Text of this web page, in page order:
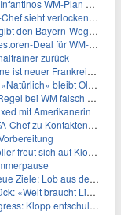
WM-Plan bedeutet
verlockendes Vorhaben
den Bayern-Weg vor
Deal für WM-Rechte
zurück
Frankreich-Coach
bleibt Olise
WM falsch angewendet
mit Amerikanerin
zu Kontakten mit Trump
sich auf Klopp-Ära
Lob aus der dunklen Zeit
«Welt braucht Liebe»
Klopp entschuldigt sich